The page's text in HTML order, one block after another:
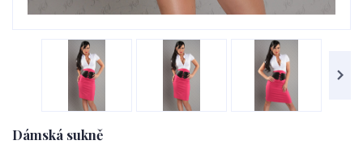
Dámská sukně